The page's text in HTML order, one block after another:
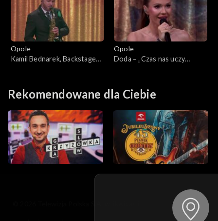
„Debiuty”
Opole
Kamil Bednarek, Backstage
„Debiuty”
Opole
Doda – „Czas nas uczy
Rekomendowane dla Ciebie